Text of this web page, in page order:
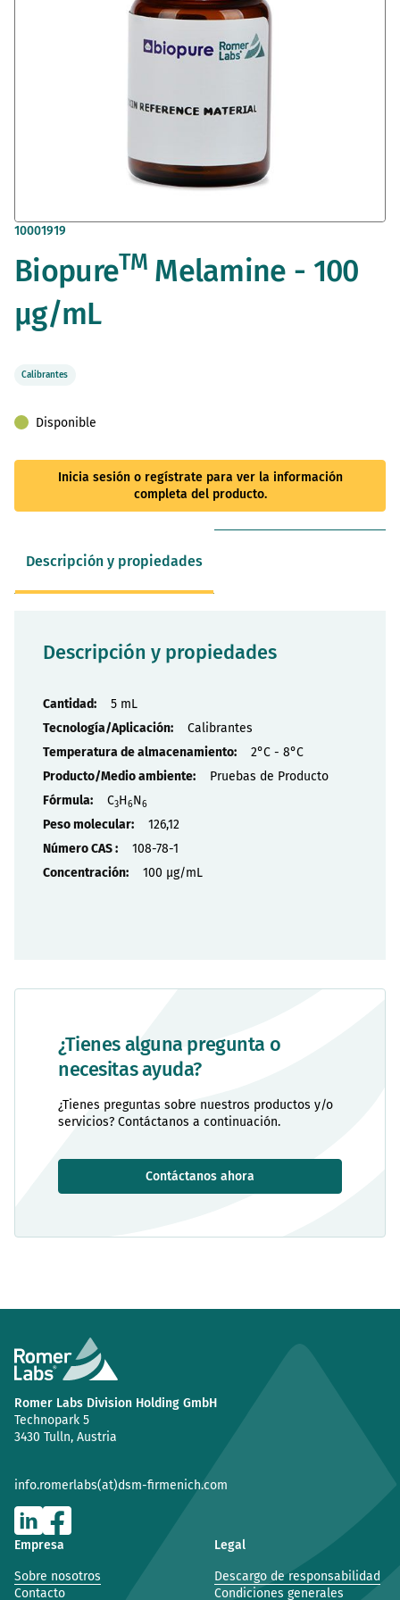
Saltar
comienzo
de
galería
de
10001919
BiopureTMMelamine - 100
µg/mL
Calibrantes
Disponible
Inicia sesión o regístrate para ver la información
completa del producto.
¿Tienes alguna pregunta o
necesitas ayuda?
¿Tienes preguntas sobre nuestros productos y/o
servicios? Contáctanos a continuación.
Contáctanos ahora
Descripción y propiedades
Descripción y propiedades
Propiedades5 mL
Calibrantes
2°C - 8°C
Pruebas de Producto
C3H6N6
126,12
108-78-1
100 µg/mL
Romer Labs Division Holding GmbH
Technopark 5
3430 Tulln, Austria
info.romerlabs(at)dsm-firmenich.com
Empresa
Sobre nosotros
Contacto
Legal
Descargo de responsabilidad
Condiciones generales